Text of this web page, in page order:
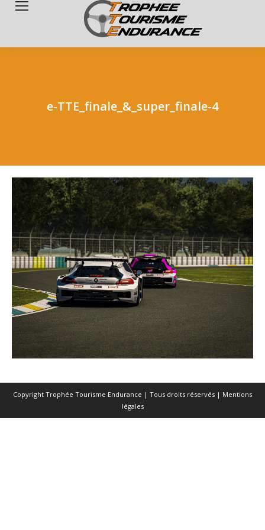
e-TTE_finale_&_super_finale-4
Copyright Trophée Tourisme Endurance | Tous droits réservés | Mentions
légales